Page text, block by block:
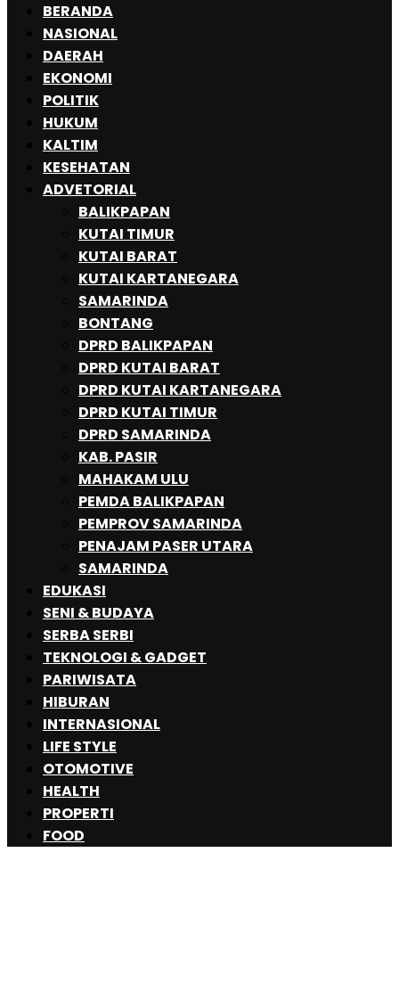
BERANDA
NASIONAL
DAERAH
EKONOMI
POLITIK
HUKUM
KALTIM
KESEHATAN
ADVETORIAL
BALIKPAPAN
KUTAI TIMUR
KUTAI BARAT
KUTAI KARTANEGARA
SAMARINDA
BONTANG
DPRD BALIKPAPAN
DPRD KUTAI BARAT
DPRD KUTAI KARTANEGARA
DPRD KUTAI TIMUR
DPRD SAMARINDA
KAB. PASIR
MAHAKAM ULU
PEMDA BALIKPAPAN
PEMPROV SAMARINDA
PENAJAM PASER UTARA
SAMARINDA
EDUKASI
SENI & BUDAYA
SERBA SERBI
TEKNOLOGI & GADGET
PARIWISATA
HIBURAN
INTERNASIONAL
LIFE STYLE
OTOMOTIVE
HEALTH
PROPERTI
FOOD